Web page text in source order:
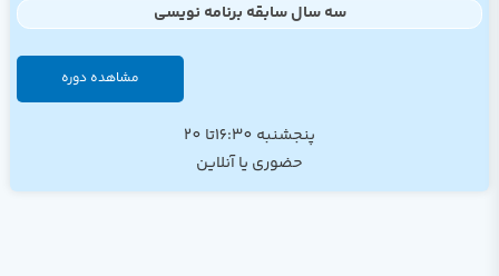
سه سال سابقه برنامه نویسی
مشاهده دوره
پنجشنبه 16:30تا 20
حضوری یا آنلاین